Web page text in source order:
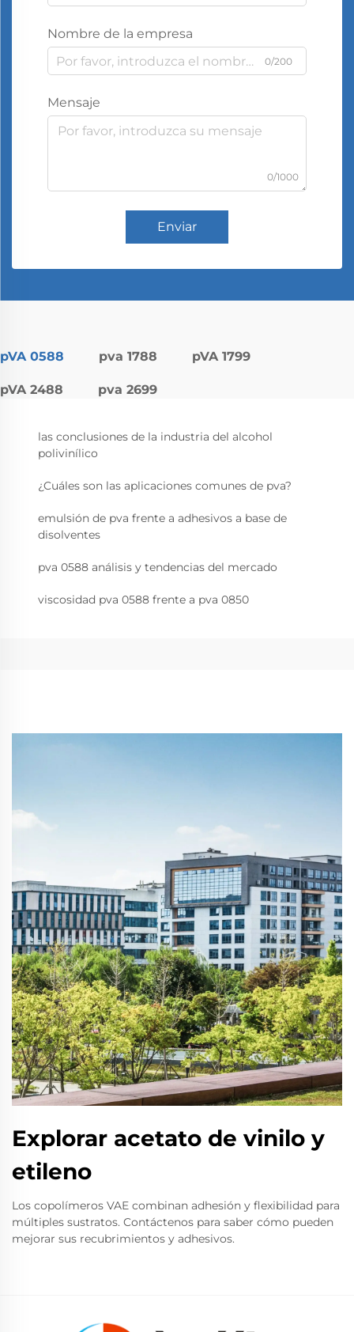
Nombre de la empresa
0/200
Mensaje
0/1000
Enviar
pVA 0588 pva 1788 pVA 1799
pVA 2488 pva 2699
las conclusiones de la industria del alcohol
polivinílico
¿Cuáles son las aplicaciones comunes de pva?
emulsión de pva frente a adhesivos a base de
disolventes
pva 0588 análisis y tendencias del mercado
viscosidad pva 0588 frente a pva 0850
Explorar acetato de vinilo y
etileno
Los copolímeros VAE combinan adhesión y flexibilidad para
múltiples sustratos. Contáctenos para saber cómo pueden
mejorar sus recubrimientos y adhesivos.